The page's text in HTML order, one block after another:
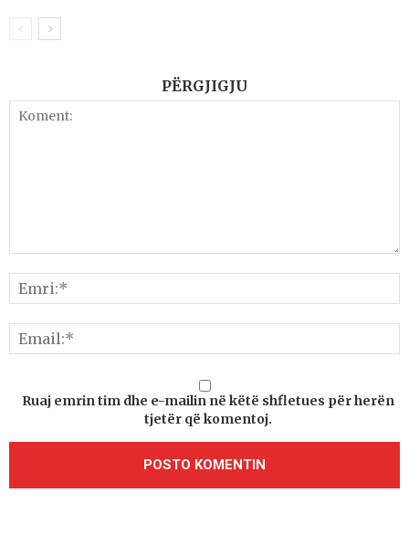
PËRGJIGJU
Ruaj emrin tim dhe e-mailin në këtë shfletues për herën
tjetër që komentoj.